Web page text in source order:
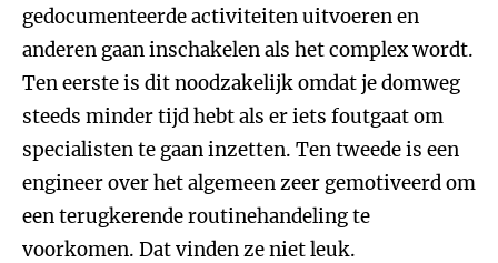
gedocumenteerde activiteiten uitvoeren en
anderen gaan inschakelen als het complex wordt.
Ten eerste is dit noodzakelijk omdat je domweg
steeds minder tijd hebt als er iets foutgaat om
specialisten te gaan inzetten. Ten tweede is een
engineer over het algemeen zeer gemotiveerd om
een terugkerende routinehandeling te
voorkomen. Dat vinden ze niet leuk.